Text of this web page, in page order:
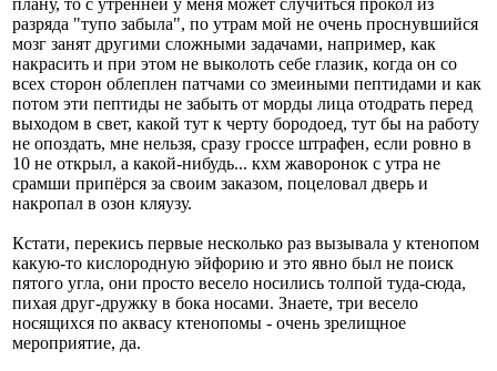
разряда "тупо забыла", по утрам мой не очень проснувшийся
мозг занят другими сложными задачами, например, как
накрасить и при этом не выколоть себе глазик, когда он со
всех сторон облеплен патчами со змеиными пептидами и как
потом эти пептиды не забыть от морды лица отодрать перед
выходом в свет, какой тут к черту бородоед, тут бы на работу
не опоздать, мне нельзя, сразу гроссе штрафен, если ровно в
10 не открыл, а какой-нибудь... кхм жаворонок с утра не
срамши припёрся за своим заказом, поцеловал дверь и
накропал в озон кляузу.
Кстати, перекись первые несколько раз вызывала у ктенопом
какую-то кислородную эйфорию и это явно был не поиск
пятого угла, они просто весело носились толпой туда-сюда,
пихая друг-дружку в бока носами. Знаете, три весело
носящихся по аквасу ктенопомы - очень зрелищное
мероприятие, да.